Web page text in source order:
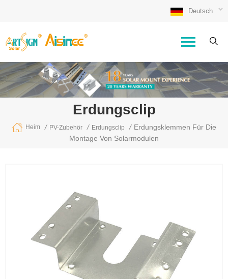
Deutsch
Erdungsclip
Heim / PV-Zubehör / Erdungsclip / Erdungsklemmen Für Die
Montage Von Solarmodulen